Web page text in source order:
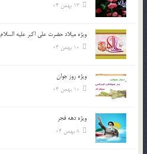
13 بهمن 04
ویژه میلاد حضرت علی اکبر علیه السلام
10 بهمن 04
ویژه روز جوان
10 بهمن 04
ویژه دهه فجر
8 بهمن 04